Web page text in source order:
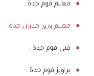
معلم فوم جدة .
معلم ورق جدران جدة .
فني فوم جدة .
براويز فوم جدة .